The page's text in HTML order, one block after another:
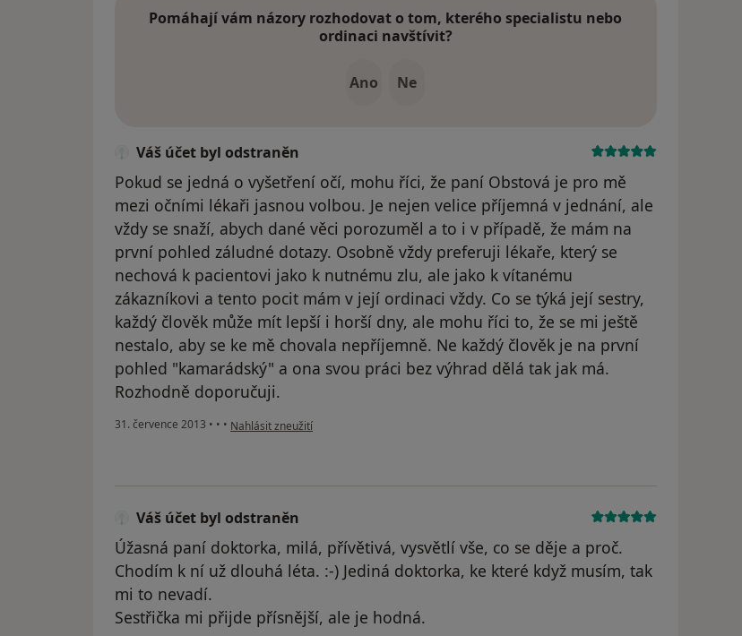
Pomáhají vám názory rozhodovat o tom, kterého specialistu nebo
ordinaci navštívit?
Ano Ne
Váš účet byl odstraněn
Pokud se jedná o vyšetření očí, mohu říci, že paní Obstová je pro mě
mezi očními lékaři jasnou volbou. Je nejen velice příjemná v jednání, ale
vždy se snaží, abych dané věci porozuměl a to i v případě, že mám na
první pohled záludné dotazy. Osobně vždy preferuji lékaře, který se
nechová k pacientovi jako k nutnému zlu, ale jako k vítanému
zákazníkovi a tento pocit mám v její ordinaci vždy. Co se týká její sestry,
každý člověk může mít lepší i horší dny, ale mohu říci to, že se mi ještě
nestalo, aby se ke mě chovala nepříjemně. Ne každý člověk je na první
pohled "kamarádský" a ona svou práci bez výhrad dělá tak jak má.
Rozhodně doporučuji.
31. července 2013 • • • podle názoru uživatele Váš účet byl odstraněn
Nahlásit zneužití
Váš účet byl odstraněn
Úžasná paní doktorka, milá, přívětivá, vysvětlí vše, co se děje a proč.
Chodím k ní už dlouhá léta. :-) Jediná doktorka, ke které když musím, tak
mi to nevadí.
Sestřička mi přijde přísnější, ale je hodná.